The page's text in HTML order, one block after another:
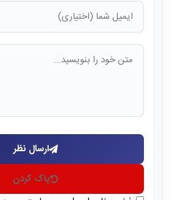
ارسال نظر
پاک کردن